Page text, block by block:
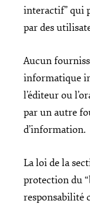
interactif” qui
par des
Aucun
informatique
l’éditeur ou
par un autre
d’information.
La loi de la
protection du
responsabilité